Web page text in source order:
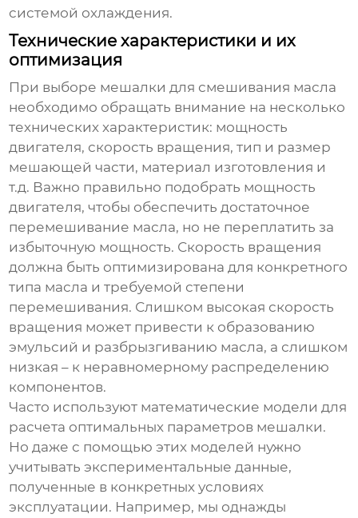
системой охлаждения.
Технические характеристики и их
оптимизация
При выборе мешалки для смешивания масла
необходимо обращать внимание на несколько
технических характеристик: мощность
двигателя, скорость вращения, тип и размер
мешающей части, материал изготовления и
т.д. Важно правильно подобрать мощность
двигателя, чтобы обеспечить достаточное
перемешивание масла, но не переплатить за
избыточную мощность. Скорость вращения
должна быть оптимизирована для конкретного
типа масла и требуемой степени
перемешивания. Слишком высокая скорость
вращения может привести к образованию
эмульсий и разбрызгиванию масла, а слишком
низкая – к неравномерному распределению
компонентов.
Часто используют математические модели для
расчета оптимальных параметров мешалки.
Но даже с помощью этих моделей нужно
учитывать экспериментальные данные,
полученные в конкретных условиях
эксплуатации. Например, мы однажды